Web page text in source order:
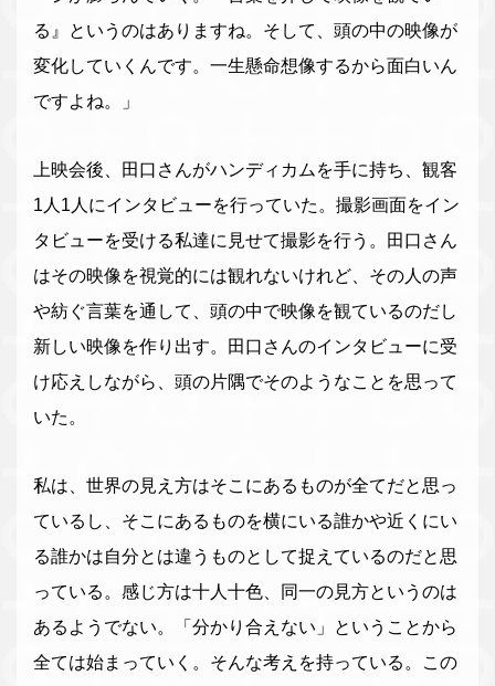
る』というのはありますね。そして、頭の中の映像が
変化していくんです。一生懸命想像するから面白いん
ですよね。」
上映会後、田口さんがハンディカムを手に持ち、観客
1人1人にインタビューを行っていた。撮影画面をイン
タビューを受ける私達に見せて撮影を行う。田口さん
はその映像を視覚的には観れないけれど、その人の声
や紡ぐ言葉を通して、頭の中で映像を観ているのだし
新しい映像を作り出す。田口さんのインタビューに受
け応えしながら、頭の片隅でそのようなことを思って
いた。
私は、世界の見え方はそこにあるものが全てだと思っ
ているし、そこにあるものを横にいる誰かや近くにい
る誰かは自分とは違うものとして捉えているのだと思
っている。感じ方は十人十色、同一の見方というのは
あるようでない。「分かり合えない」ということから
全ては始まっていく。そんな考えを持っている。この